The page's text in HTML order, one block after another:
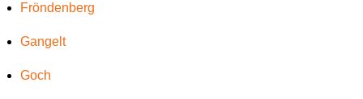
Fröndenberg
Gangelt
Goch